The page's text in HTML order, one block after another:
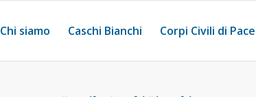
Chi siamo Caschi Bianchi Corpi Civili di Pace